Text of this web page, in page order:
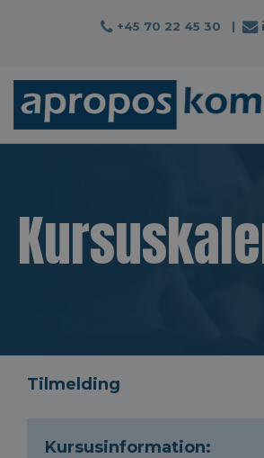
+45 70 22 45 30 |
Tilmelding
Kursusinformation: